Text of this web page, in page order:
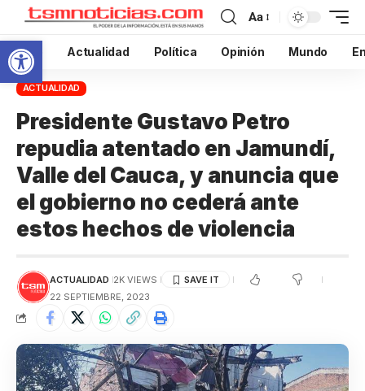
Abrir barra de herramientas
Aa
Inicio Actualidad Política Opinión Mundo
ACTUALIDAD
Presidente Gustavo Petro
repudia atentado en Jamundí,
Valle del Cauca, y anuncia que
el gobierno no cederá ante
estos hechos de violencia
ACTUALIDAD 2K VIEWS
22 SEPTIEMBRE, 2023